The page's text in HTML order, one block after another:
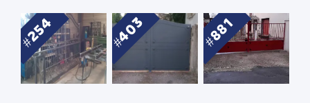
254 403 881